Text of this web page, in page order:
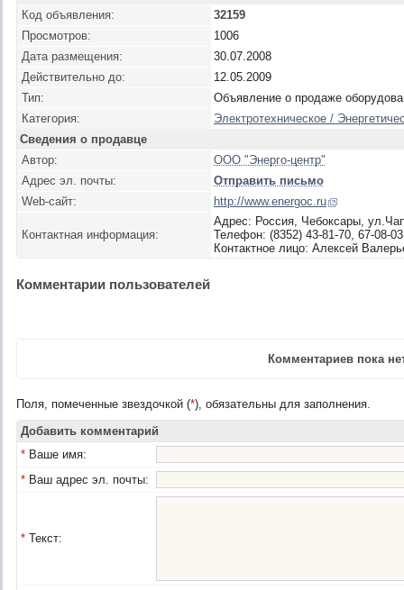
Код объявления:
32159
Просмотров:
1006
Дата размещения:
30.07.2008
Действительно до:
12.05.2009
Тип:
Объявление о продаже
Категория:
Электротехническое /
Сведения о продавце
Автор:
ООО "Энерго-центр"
Адрес эл. почты:
Отправить письмо
Web-сайт:
http://www.energoc.ru
Контактная информация:
Адрес: Россия, Чебоксары,
Телефон: (8352) 43-81-70, 67-08-
Контактное лицо: Алексей
Комментарии пользователей
Комментариев пока
Поля, помеченные звездочкой (*), обязательны для заполнения.
Добавить комментарий
* Ваше имя:
* Ваш адрес эл. почты:
* Текст: